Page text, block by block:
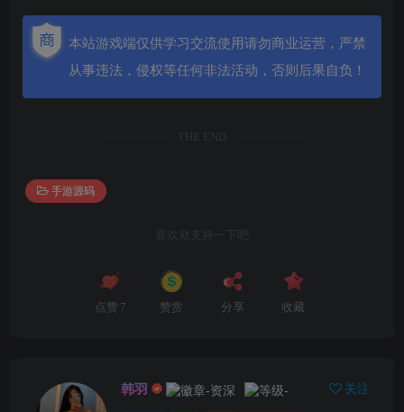
本站游戏端仅供学习交流使用请勿商业运营，严禁
从事违法，侵权等任何非法活动，否则后果自负！
THE END
手游源码
喜欢就支持一下吧
点赞 7 赞赏 分享 收藏
韩羽 关注